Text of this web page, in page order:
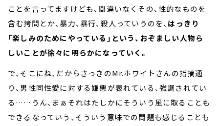
ことを言ってますけども、間違いなくその、性的なものを
含む拷問とか、暴力、暴行、殺人っていうのを、 はっきり
「楽しみのためにやっている」という、おぞましい人物ら
しいことが徐々に明らかになっていく。
で、そこにね、だからさっきのMr.ホワイトさんの指摘通
り、男性同性愛に対する嫌悪が表れている、強調されてい
る……うん、まぁそれはたしかにそういう風に取ることも
できるなっていう、そういう意味での問題も感じることも